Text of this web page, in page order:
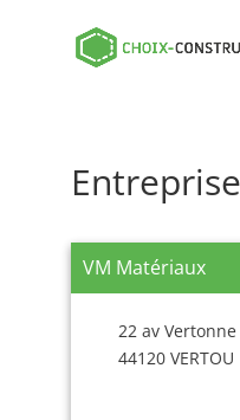
VM Matériaux
22 av Vertonne
44120 VERTOU